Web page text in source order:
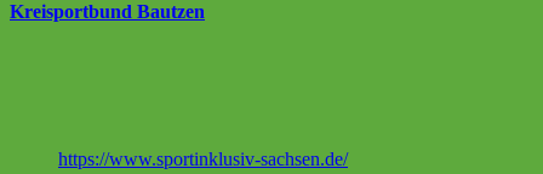
Kreisportbund Bautzen
https://www.sportinklusiv-sachsen.de/